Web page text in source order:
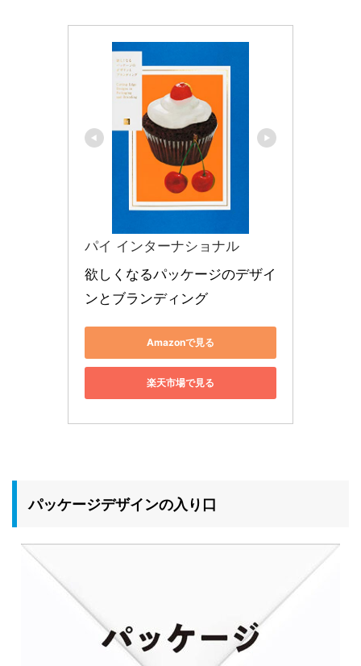
パイ インターナショナル
欲しくなるパッケージのデザイ
ンとブランディング
Amazonで見る
楽天市場で見る
パッケージデザインの⼊り⼝